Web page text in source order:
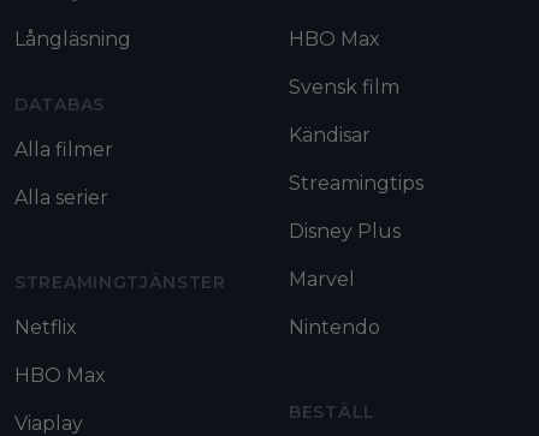
Långläsning
DATABAS
Alla filmer
Alla serier
STREAMINGTJÄNSTER
Netflix
HBO Max
Viaplay
HBO Max
Svensk film
Kändisar
Streamingtips
Disney Plus
Marvel
Nintendo
BESTÄLL